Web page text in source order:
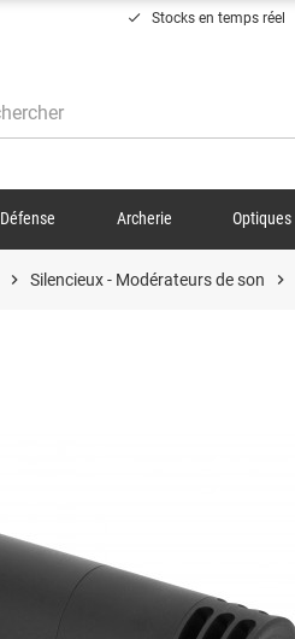
done Stocks en temps réel
Défense Archerie Optiques
chevron_right Silencieux - Modérateurs de son chevron_right